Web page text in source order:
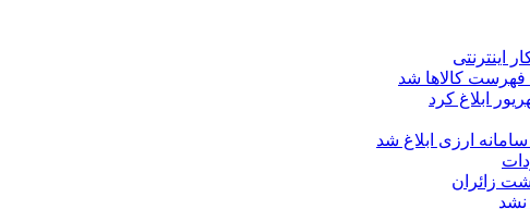
فهرست کالاها شد
ابلاغ کرد
ارزی ابلاغ شد
زائران